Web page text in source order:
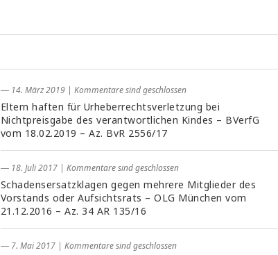
― 14. März 2019 | Kommentare sind geschlossen
Eltern haften für Urheberrechtsverletzung bei
Nichtpreisgabe des verantwortlichen Kindes – BVerfG
vom 18.02.2019 – Az. BvR 2556/17
― 18. Juli 2017 | Kommentare sind geschlossen
Schadensersatzklagen gegen mehrere Mitglieder des
Vorstands oder Aufsichtsrats – OLG München vom
21.12.2016 – Az. 34 AR 135/16
― 7. Mai 2017 | Kommentare sind geschlossen